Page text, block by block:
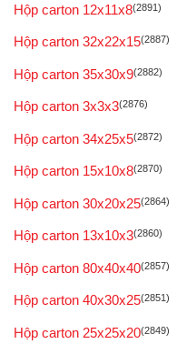
Hộp carton 12x11x8(2891)
Hộp carton 32x22x15(2887)
Hộp carton 35x30x9(2882)
Hộp carton 3x3x3(2876)
Hộp carton 34x25x5(2872)
Hộp carton 15x10x8(2870)
Hộp carton 30x20x25(2864)
Hộp carton 13x10x3(2860)
Hộp carton 80x40x40(2857)
Hộp carton 40x30x25(2851)
Hộp carton 25x25x20(2849)